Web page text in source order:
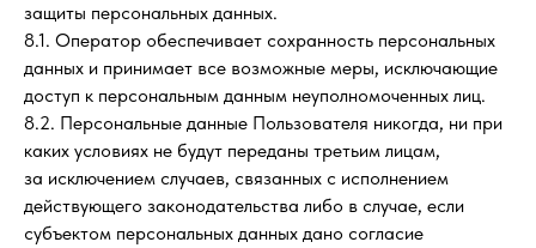
защиты персональных данных.
8.1. Оператор обеспечивает сохранность персональных
данных и принимает все возможные меры, исключающие
доступ к персональным данным неуполномоченных лиц.
8.2. Персональные данные Пользователя никогда, ни при
каких условиях не будут переданы третьим лицам,
за исключением случаев, связанных с исполнением
действующего законодательства либо в случае, если
субъектом персональных данных дано согласие